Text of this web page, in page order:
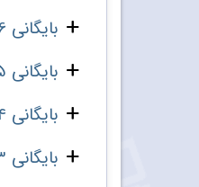
بایگانی 1396
بایگانی 1395
بایگانی 1394
بایگانی 1393